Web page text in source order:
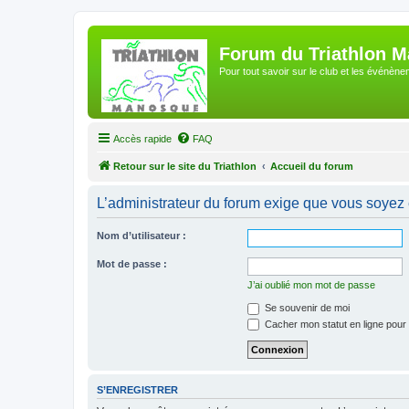
Forum du Triathlon
Pour tout savoir sur le club et les
Accès rapide FAQ
Retour sur le site du Triathlon Accueil du forum
L’administrateur du forum exige que vous
Nom d’utilisateur :
Mot de passe :
J’ai oublié mon mot de passe
Se souvenir de moi
Cacher mon statut en ligne
S’ENREGISTRER